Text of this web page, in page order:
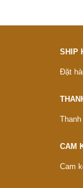
SHIP
Đặt
CAM
Cam